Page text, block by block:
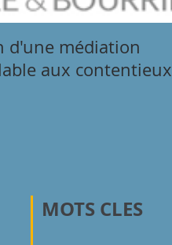
d'une médiation
aux contentieux
MOTS CLES